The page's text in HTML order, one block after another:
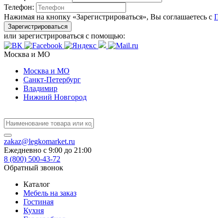
Телефон:
Нажимая на кнопку «Зарегистрироваться», Вы соглашаетесь с
Зарегистрироваться
или зарегистрироваться с помощью:
Москва и МО
Москва и МО
Санкт-Петербург
Владимир
Нижний Новгород
zakaz@legkomarket.ru
Ежедневно c 9:00 до 21:00
8 (800) 500-43-72
Обратный звонок
Каталог
Мебель на заказ
Гостиная
Кухня